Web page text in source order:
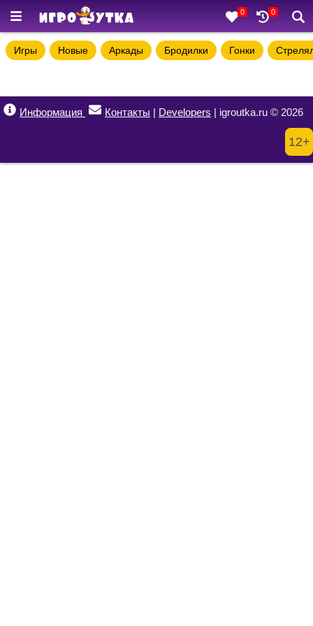
0 0
Игры Новые Аркады Бродилки Гонки
Информация Контакты | Developers | igroutka.ru © 2026
12+